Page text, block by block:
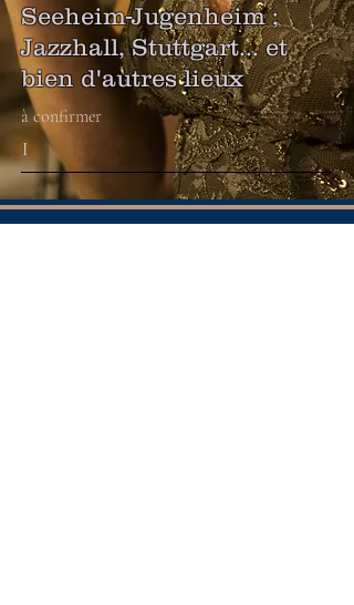
Seeheim-Jugenheim ;
Jazzhall, Stuttgart... et
bien d'autres lieux
à confirmer
I